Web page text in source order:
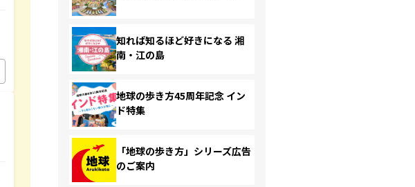
知れば知るほど好きになる 湘
南・江の島
地球の歩き方45周年記念 イン
ド特集
「地球の歩き方」シリーズ広告
のご案内